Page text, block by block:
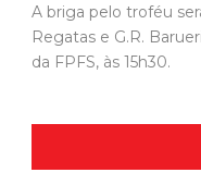
A briga pelo troféu
Regatas e G.R.
da FPFS, às 15h30.